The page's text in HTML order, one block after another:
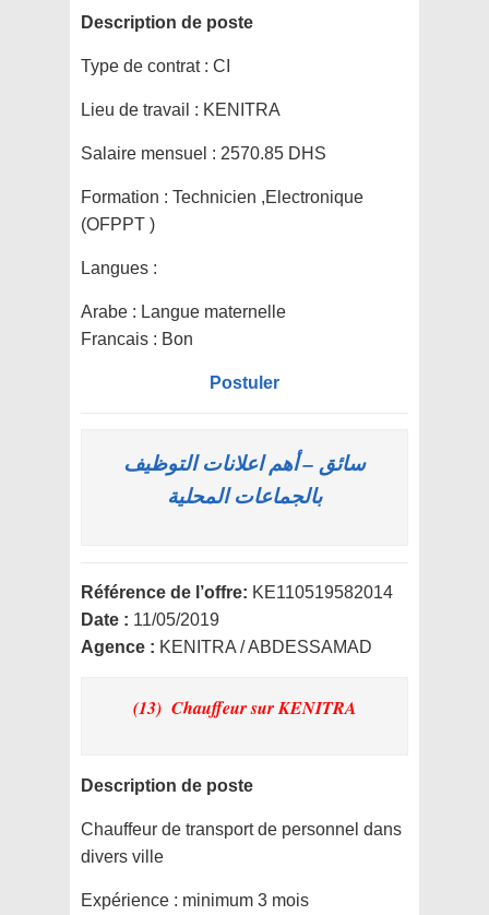
Description de poste
Type de contrat : CI
Lieu de travail : KENITRA
Salaire mensuel : 2570.85 DHS
Formation : Technicien ,Electronique
(OFPPT )
Langues :
Arabe : Langue maternelle
Francais : Bon
Postuler
سائق – أهم اعلانات التوظيف
بالجماعات المحلية
Référence de l’offre: KE110519582014
Date : 11/05/2019
Agence : KENITRA / ABDESSAMAD
(13) Chauffeursur KENITRA
Description de poste
Chauffeur de transport de personnel dans
divers ville
Expérience : minimum 3 mois